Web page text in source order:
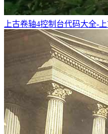
上古卷轴4控制台代码大全-